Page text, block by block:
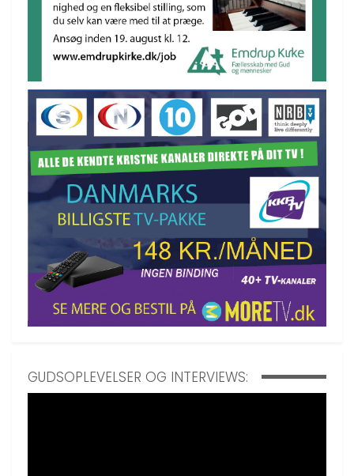
GUDSOPLEVELSER OG INTERVIEWS: